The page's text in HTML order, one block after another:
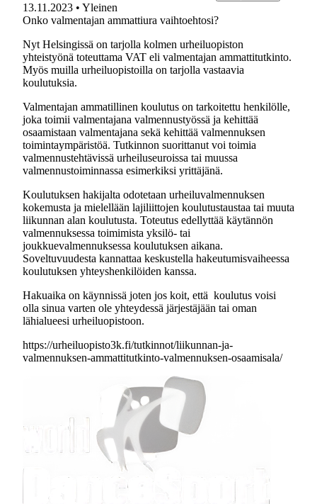
13.11.2023 • Yleinen
Onko valmentajan ammattiura vaihtoehtosi?
Nyt Helsingissä on tarjolla kolmen urheiluopiston
yhteistyönä toteuttama VAT eli valmentajan ammattitutkinto.
Myös muilla urheiluopistoilla on tarjolla vastaavia
koulutuksia.
Valmentajan ammatillinen koulutus on tarkoitettu henkilölle,
joka toimii valmentajana valmennustyössä ja kehittää
osaamistaan valmentajana sekä kehittää valmennuksen
toimintaympäristöä. Tutkinnon suorittanut voi toimia
valmennustehtävissä urheiluseuroissa tai muussa
valmennustoiminnassa esimerkiksi yrittäjänä.
Koulutuksen hakijalta odotetaan urheiluvalmennuksen
kokemusta ja mielellään lajiliittojen koulutustaustaa tai muuta
liikunnan alan koulutusta. Toteutus edellyttää käytännön
valmennuksessa toimimista yksilö- tai
joukkuevalmennuksessa koulutuksen aikana.
Soveltuvuudesta kannattaa keskustella hakeutumisvaiheessa
koulutuksen yhteyshenkilöiden kanssa.
Hakuaika on käynnissä joten jos koit, että koulutus voisi
olla sinua varten ole yhteydessä järjestäjään tai oman
lähialueesi urheiluopistoon.
https://urheiluopisto3k.fi/tutkinnot/liikunnan-ja-
valmennuksen-ammattitutkinto-valmennuksen-osaamisala/